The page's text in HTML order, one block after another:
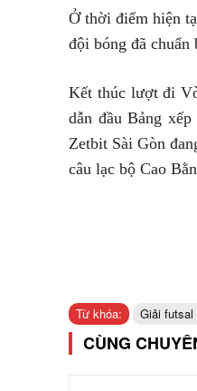
Ở thời điểm hiện
đội bóng đã
Kết thúc lượt đi
dẫn đầu Bảng
Zetbit Sài Gòn
câu lạc bộ Cao
Từ khóa: Giải
CÙNG